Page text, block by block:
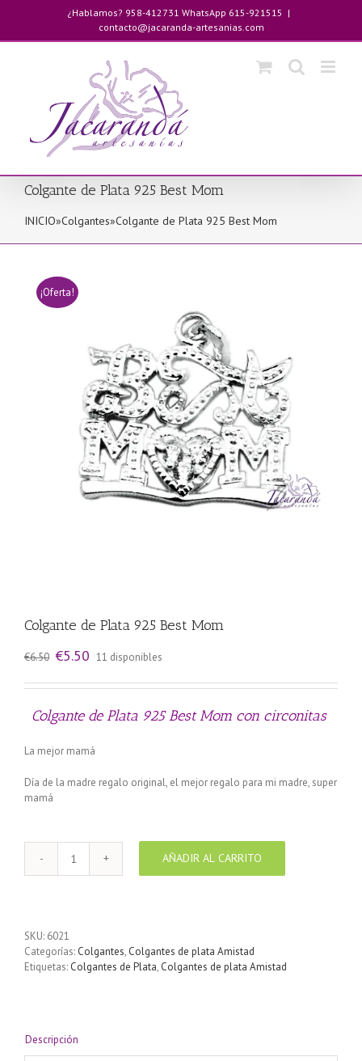
contenido
¿Hablamos? 958-412731 WhatsApp 615-921515 |
contacto@jacaranda-artesanias.com
Colgante de Plata 925 Best Mom
INICIO»Colgantes»Colgante de Plata 925 Best Mom
¡Oferta!
Colgante de Plata 925 Best Mom
€6.50 El
original
€6.50.
€5.50 El
actual
€5.50.
11 disponibles
Colgante de Plata 925 Best Mom con circonitas
La mejor mamá
Día de la madre regalo original, el mejor regalo para mi madre, super
mamá
Colgante
de
cantidad
AÑADIR AL CARRITO
SKU: 6021
Categorías: Colgantes, Colgantes de plata Amistad
Etiquetas: Colgantes de Plata, Colgantes de plata Amistad
Descripción